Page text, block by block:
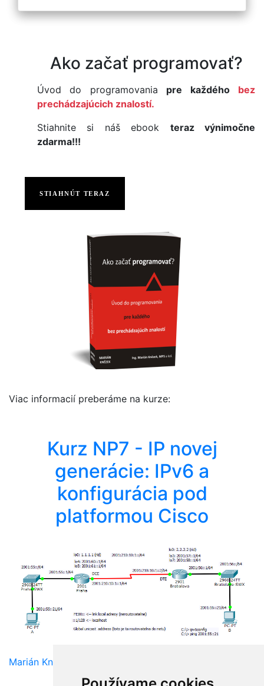
Ako začať programovať?
Úvod do programovania pre každého
bez
prechádzajúcich znalostí.
Stiahnite si náš ebook teraz výnimočne
zdarma!!!
STIAHNÚT TERAZ
Viac informacií preberáme na kurze:
Kurz NP7 - IP novej
generácie: IPv6 a
konfigurácia pod
platformou Cisco
Marián Knězek